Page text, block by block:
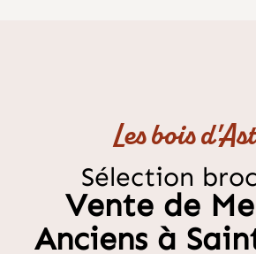
Les bois
Sélection
Vente de
Anciens à